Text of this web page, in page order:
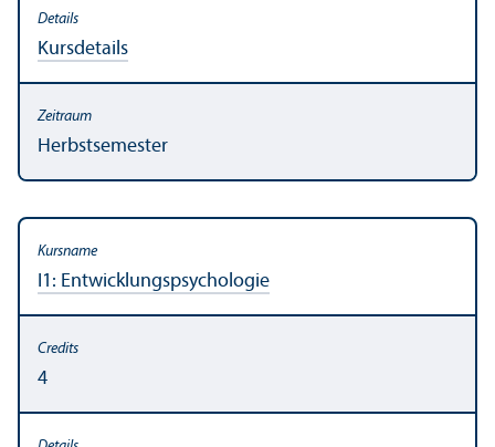
Kursdetails
Herbstsemester
I1: Entwicklungs­psychologie
4